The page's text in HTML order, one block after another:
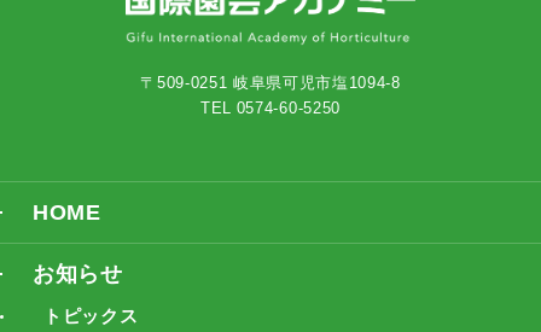
〒509-0251 岐阜県可児市塩1094-8
TEL 0574-60-5250
HOME
お知らせ
トピックス